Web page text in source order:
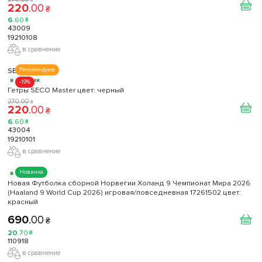
220.00 ₴
6.60 ₴
43009
19210108
в сравнение
Рекомендуем
-19%
SECO
в наличии
Гетры SECO Master цвет: черный
270.00 ₴
220.00 ₴
6.60 ₴
43004
19210101
в сравнение
Новинка
в наличии
Новая Футболка сборной Норвегии Холанд 9 Чемпионат Мира 2026
(Haaland 9 World Cup 2026) игровая/повседневная 17261502 цвет:
красный
690.00 ₴
20.70 ₴
110918
в сравнение